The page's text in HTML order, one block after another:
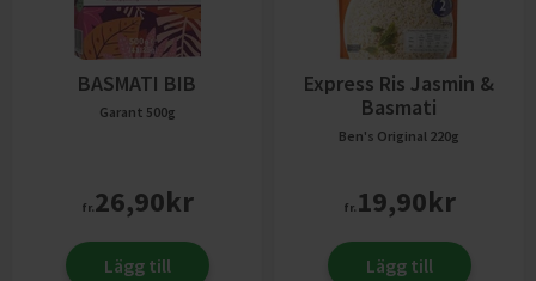
BASMATI BIB
Garant 500g
fr.26,90kr
Lägg till
Express Ris Jasmin &
Basmati
Ben's Original 220g
fr. 19,90kr
Lägg till